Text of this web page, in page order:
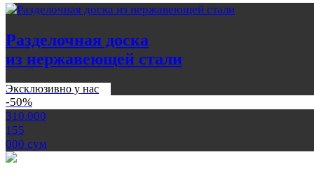
Разделочная доска
из нержавеющей стали
Эксклюзивно у нас
-50%
310.000
155
000 сум